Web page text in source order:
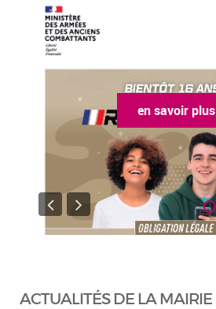
en savoir plus
ACTUALITÉS DE LA MAIRIE